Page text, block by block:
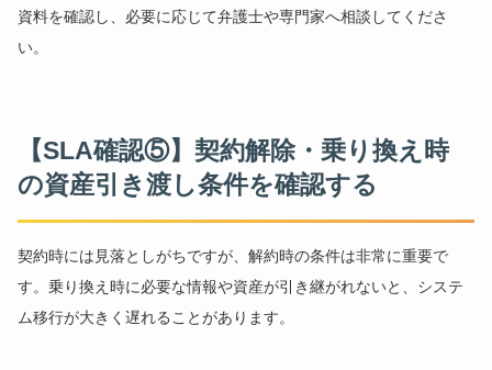
資料を確認し、必要に応じて弁護士や専門家へ相談してくださ
い。
【SLA確認⑤】契約解除・乗り換え時
の資産引き渡し条件を確認する
契約時には見落としがちですが、解約時の条件は非常に重要で
す。乗り換え時に必要な情報や資産が引き継がれないと、システ
ム移行が大きく遅れることがあります。